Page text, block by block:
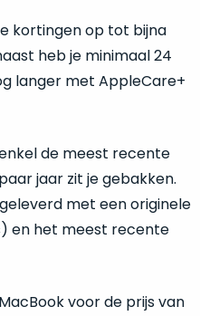
kortingen op tot bijna
heb je minimaal 24
langer met AppleCare+
de meest recente
jaar zit je gebakken.
met een originele
en het meest recente
voor de prijs van